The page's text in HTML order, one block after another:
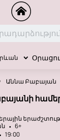
Աննա Բաբայան
6+
19:00